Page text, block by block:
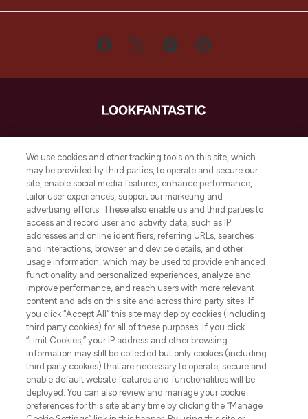
LOOKFANTASTIC ist Europas ultimativer
Beauty-Onlineshop mit den besten
Produkten aus Haut- und Haarpflege
sowie Make-Up von über 200
renommierten Marken. Shoppe online
oder über die App mit kostenloser
Lieferung ab einem Einkaufswert von 30€.
Cookie-Einwilligung
Do Not Sell or Share My Personal
Information
HILFE & INFORMATION
IMPRESSUM
ÜBER LOOKFANTASTIC
We use cookies and other tracking tools on this site, which
may be provided by third parties, to operate and secure our
site, enable social media features, enhance performance,
tailor user experiences, support our marketing and
advertising efforts. These also enable us and third parties to
access and record user and activity data, such as IP
addresses and online identifiers, referring URLs, searches
and interactions, browser and device details, and other
usage information, which may be used to provide enhanced
functionality and personalized experiences, analyze and
improve performance, and reach users with more relevant
content and ads on this site and across third party sites. If
you click “Accept All” this site may deploy cookies (including
third party cookies) for all of these purposes. If you click
“Limit Cookies,” your IP address and other browsing
information may still be collected but only cookies (including
third party cookies) that are necessary to operate, secure and
enable default website features and functionalities will be
deployed. You can also review and manage your cookie
preferences for this site at any time by clicking the “Manage